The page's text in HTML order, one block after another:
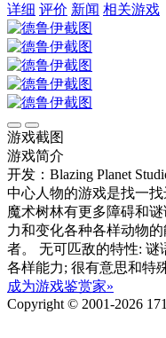
详细 评价 新闻 相关游戏
游戏截图
游戏简介
开发：Blazing Planet
中心人物的游戏是找一
魔术树林有更多障碍和
力和变化各种各样动物
者。 无可匹敌的特性: 谜
各样能力; 很有意思和特
成为游戏鉴赏家»
Copyright © 2001-2026